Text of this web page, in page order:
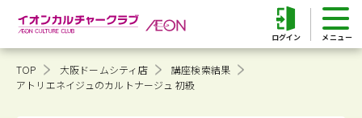
ログイン
TOP 大阪ドームシティ店
講座検索結果
アトリエネイジュのカルトナージュ 初級